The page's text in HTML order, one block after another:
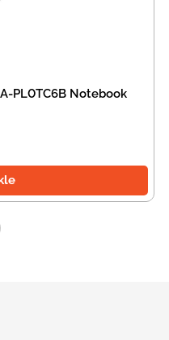
PL0TC6B Notebook